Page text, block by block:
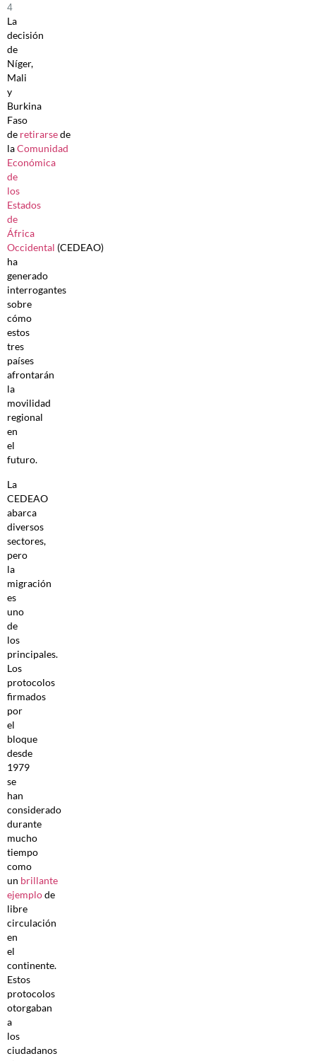
4
La
decisión
de
Níger,
Mali
y
Burkina
Faso
de retirarsede
laComunidad
Económica
de
los
Estados
de
África
Occidental (CEDEAO)
ha
generado
interrogantes
sobre
cómo
estos
tres
países
afrontarán
la
movilidad
regional
en
el
futuro.
La
CEDEAO
abarca
diversos
sectores,
pero
la
migración
es
uno
de
los
principales.
Los
protocolos
firmados
por
el
bloque
desde
1979
se
han
considerado
durante
mucho
tiempo
como
un brillante
ejemplode
libre
circulación
en
el
continente.
Estos
protocolos
otorgaban
a
los
ciudadanos